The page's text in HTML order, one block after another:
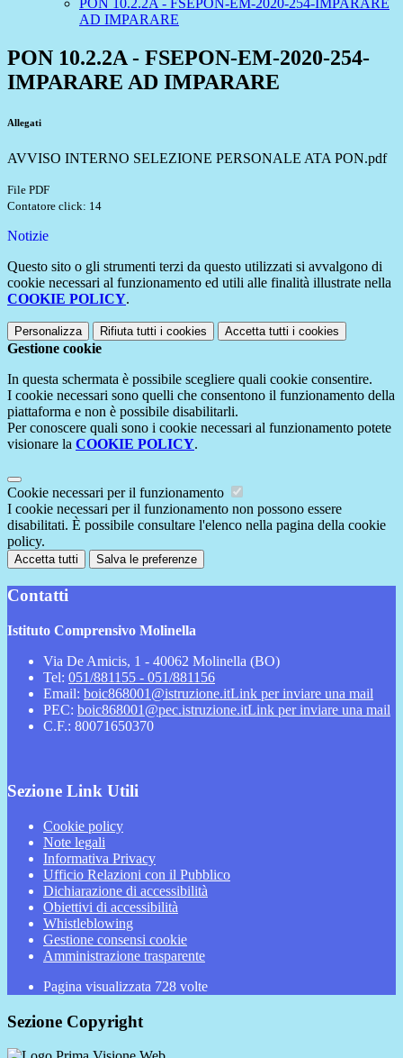
PON 10.2.2A - FSEPON-EM-2020-254-IMPARARE
AD IMPARARE
PON 10.2.2A - FSEPON-EM-2020-254-
IMPARARE AD IMPARARE
Allegati
AVVISO INTERNO SELEZIONE PERSONALE ATA PON.pdf
File PDF
Contatore click: 14
Notizie
Questo sito o gli strumenti terzi da questo utilizzati si avvalgono di
cookie necessari al funzionamento ed utili alle finalità illustrate nella
COOKIE POLICY.
Personalizza Rifiuta tutti i cookies Accetta tutti i cookies
Gestione cookie
In questa schermata è possibile scegliere quali cookie consentire.
I cookie necessari sono quelli che consentono il funzionamento della
piattaforma e non è possibile disabilitarli.
Per conoscere quali sono i cookie necessari al funzionamento potete
visionare la COOKIE POLICY.
Cookie necessari per il funzionamento
I cookie necessari per il funzionamento non possono essere
disabilitati. È possibile consultare l'elenco nella pagina della cookie
policy.
Accetta tutti Salva le preferenze
Contatti
Istituto Comprensivo Molinella
Via De Amicis, 1 - 40062 Molinella (BO)
Tel: 051/881155 - 051/881156
Email: boic868001@istruzione.itLink per inviare una mail
PEC: boic868001@pec.istruzione.itLink per inviare una mail
C.F.: 80071650370
Sezione Link Utili
Cookie policy
Note legali
Informativa Privacy
Ufficio Relazioni con il Pubblico
Dichiarazione di accessibilità
Obiettivi di accessibilità
Whistleblowing
Gestione consensi cookie
Amministrazione trasparente
Pagina visualizzata 728 volte
Sezione Copyright